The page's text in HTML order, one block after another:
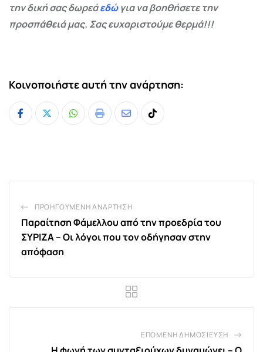
την δική σας δωρεάεδώγια να βοηθήσετε την
προσπάθειά μας. Σας ευχαριστούμε θερμά!!!
Κοινοποιήστε αυτή την ανάρτηση:
Whatsapp
Print
ShareTiktok
ΠΡΟΗΓΟΎΜΕΝΗ ΑΝΆΡΤΗΣΗ
Παραίτηση Φάμελλου από την προεδρία του
ΣΥΡΙΖΑ – Οι λόγοι που τον οδήγησαν στην
απόφαση
ΕΠΌΜΕΝΗ ΔΗΜΟΣΊΕΥΣΗ